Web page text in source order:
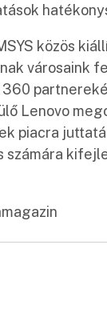
közös
városaink
Lenovo
piacra
számára